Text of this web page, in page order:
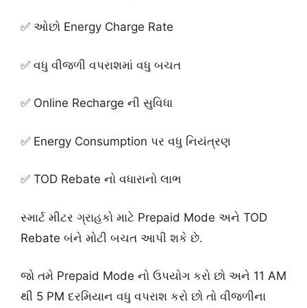
✅ ઓછો Energy Charge Rate
✅ વધુ વીજળી વપરાશમાં વધુ બચત
✅ Online Recharge ની સુવિધા
✅ Energy Consumption પર વધુ નિયંત્રણ
✅ TOD Rebate નો વધારાનો લાભ
સ્માર્ટ મીટર ગ્રાહકો માટે Prepaid Mode અને TOD
Rebate બંને મોટી બચત આપી શકે છે.
જો તમે Prepaid Mode નો ઉપયોગ કરો છો અને 11 AM
થી 5 PM દરમિયાન વધુ વપરાશ કરો છો તો વીજળીના